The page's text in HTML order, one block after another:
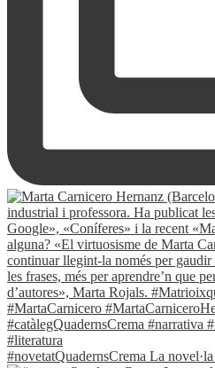
#novetatQuadernsCrema La